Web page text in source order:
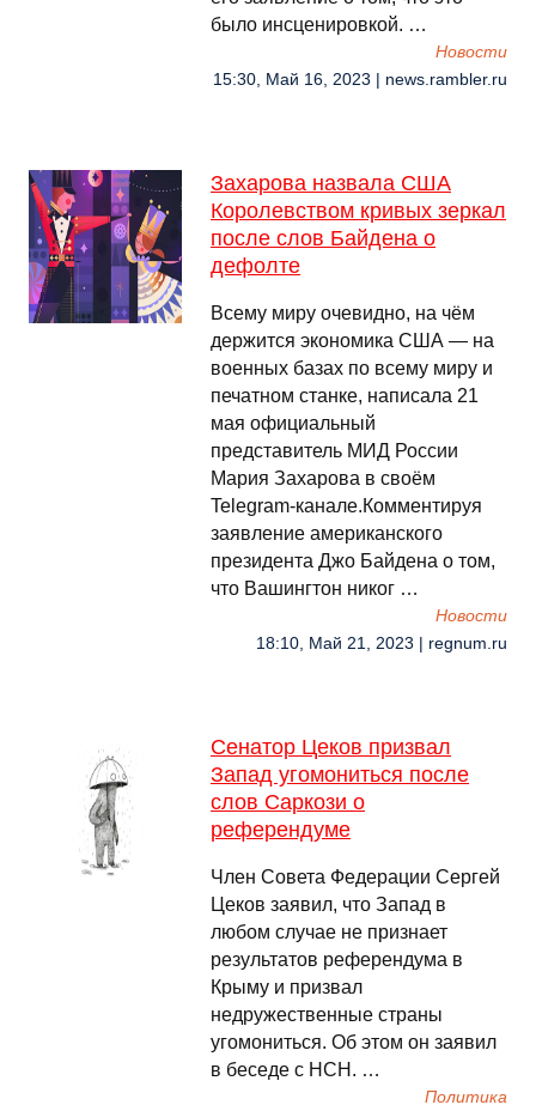
было инсценировкой. …
Новости
15:30, Май 16, 2023 | news.rambler.ru
Захарова назвала США
Королевством кривых зеркал
после слов Байдена о
дефолте
Всему миру очевидно, на чём
держится экономика США — на
военных базах по всему миру и
печатном станке, написала 21
мая официальный
представитель МИД России
Мария Захарова в своём
Telegram-канале.Комментируя
заявление американского
президента Джо Байдена о том,
что Вашингтон никог …
Новости
18:10, Май 21, 2023 | regnum.ru
Сенатор Цеков призвал
Запад угомониться после
слов Саркози о
референдуме
Член Совета Федерации Сергей
Цеков заявил, что Запад в
любом случае не признает
результатов референдума в
Крыму и призвал
недружественные страны
угомониться. Об этом он заявил
в беседе с НСН. …
Политика